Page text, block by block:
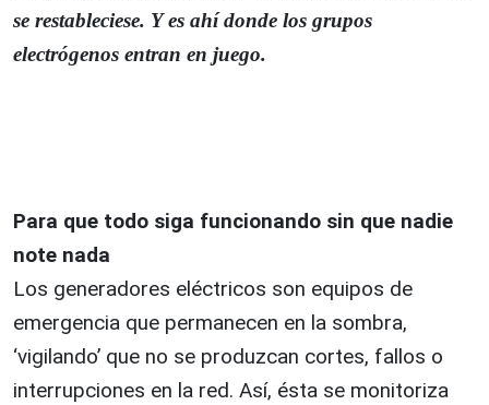
se restableciese. Y es ahí donde los grupos
electrógenos entran en juego.
Para que todo siga funcionando sin que nadie
note nada
Los generadores eléctricos son equipos de
emergencia que permanecen en la sombra,
‘vigilando’ que no se produzcan cortes, fallos o
interrupciones en la red. Así, ésta se monitoriza